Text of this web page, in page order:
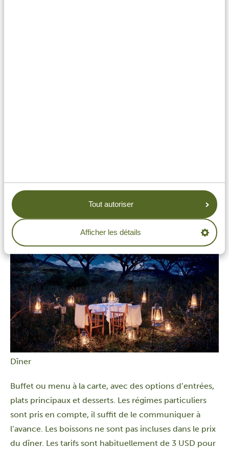
Tout autoriser
Afficher les détails
Dîner
Buffet ou menu à la carte, avec des options d’entrées,
plats principaux et desserts. Les régimes particuliers
sont pris en compte, il suffit de le communiquer à
l’avance. Les boissons ne sont pas incluses dans le prix
du dîner. Les tarifs sont habituellement de 3 USD pour